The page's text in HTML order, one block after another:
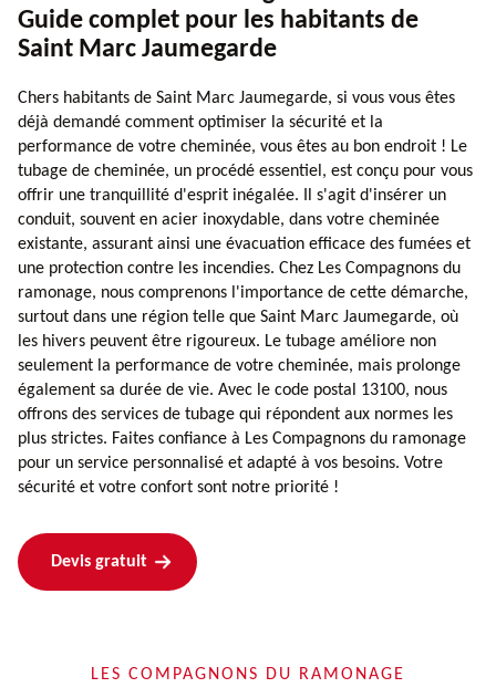
Guide complet pour les habitants de
Saint Marc Jaumegarde
Chers habitants de Saint Marc Jaumegarde, si vous vous êtes
déjà demandé comment optimiser la sécurité et la
performance de votre cheminée, vous êtes au bon endroit ! Le
tubage de cheminée, un procédé essentiel, est conçu pour vous
offrir une tranquillité d'esprit inégalée. Il s'agit d'insérer un
conduit, souvent en acier inoxydable, dans votre cheminée
existante, assurant ainsi une évacuation efficace des fumées et
une protection contre les incendies. Chez Les Compagnons du
ramonage, nous comprenons l'importance de cette démarche,
surtout dans une région telle que Saint Marc Jaumegarde, où
les hivers peuvent être rigoureux. Le tubage améliore non
seulement la performance de votre cheminée, mais prolonge
également sa durée de vie. Avec le code postal 13100, nous
offrons des services de tubage qui répondent aux normes les
plus strictes. Faites confiance à Les Compagnons du ramonage
pour un service personnalisé et adapté à vos besoins. Votre
sécurité et votre confort sont notre priorité !
Devis gratuit
LES COMPAGNONS DU RAMONAGE